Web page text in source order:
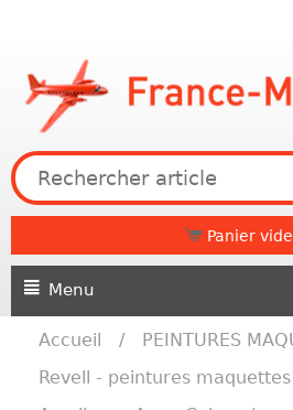
Panier vide
Menu
Accueil / PEINTURES
Revell - peintures maquettes